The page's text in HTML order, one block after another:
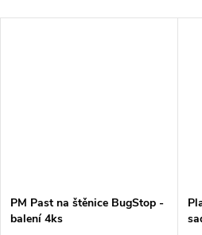
PM Past na štěnice BugStop -
balení 4ks